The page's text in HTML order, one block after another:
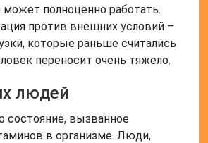
полноценно работать.
против внешних условий –
которые раньше считались
переносит очень тяжело.
людей
состояние, вызванное
в организме. Люди,